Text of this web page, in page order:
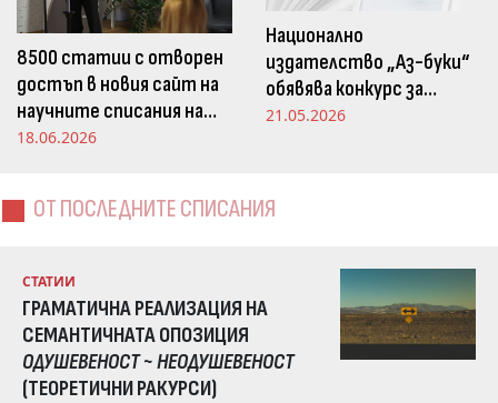
8500 статии с отворен
достъп в новия сайт на
научните списания на
Издателство „Аз-буки“
18.06.2026
Национално
издателство „Аз-буки“
обявява конкурс за
научна статия на тема
образованието“
21.05.2026
ОТ ПОСЛЕДНИТЕ СПИСАНИЯ
СТАТИИ
ГРАМАТИЧНА РЕАЛИЗАЦИЯ НА
СЕМАНТИЧНАТА ОПОЗИЦИЯ
ОДУШЕВЕНОСТ ~ НЕОДУШЕВЕНОСТ
(ТЕОРЕТИЧНИ РАКУРСИ)